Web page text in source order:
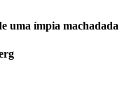
uma ímpia machadada